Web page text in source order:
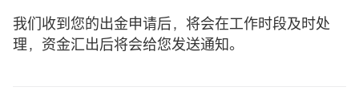
我们收到您的出金申请后，将会在工作时段及时处
理，资金汇出后将会给您发送通知。